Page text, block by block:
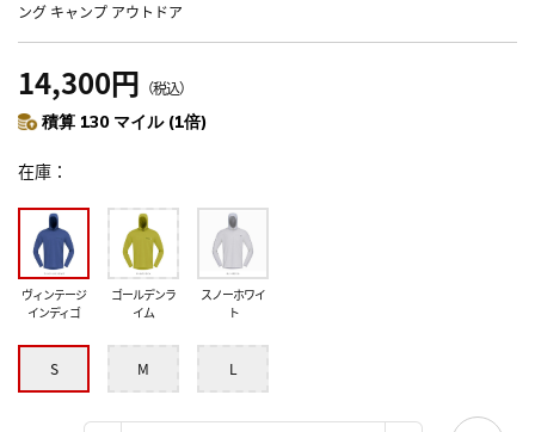
ング キャンプ アウトドア
14,300円 （税込）
積算 130 マイル (1倍)
在庫
ヴィンテージ
インディゴ
ゴールデンラ
イム
スノーホワイ
ト
S M L